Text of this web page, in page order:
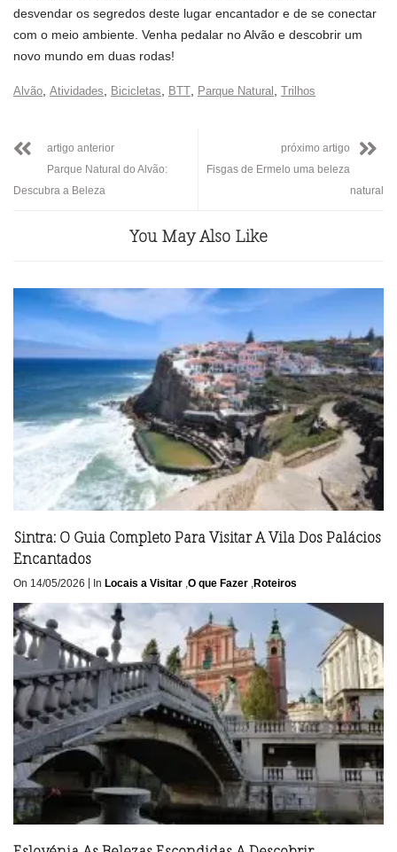
desvendar os segredos deste lugar encantador e de se conectar
com o meio ambiente. Venha pedalar no Alvão e descobrir um
novo mundo em duas rodas!
Alvão Atividades Bicicletas BTT Parque Natural Trilhos
artigo anterior
Parque Natural do Alvão:
Descubra a Beleza
próximo artigo
Fisgas de Ermelo uma beleza
natural
You May Also Like
Sintra: O Guia Completo Para Visitar A Vila Dos Palácios
Encantados
On 14/05/2026 | In Locais a Visitar O que Fazer Roteiros